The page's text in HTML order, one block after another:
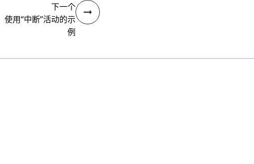
下一个
使用“中断”活动的示
例